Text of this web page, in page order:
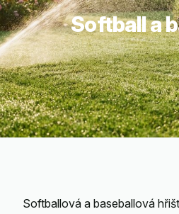
Softball a
Softballová a baseballová